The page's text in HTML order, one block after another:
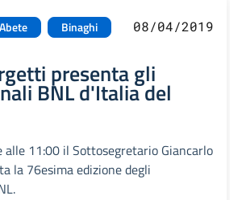
Abete Binaghi 08/04/2019
presenta gli
BNL d'Italia del
alle 11:00 il Sottosegretario Giancarlo
la 76esima edizione degli